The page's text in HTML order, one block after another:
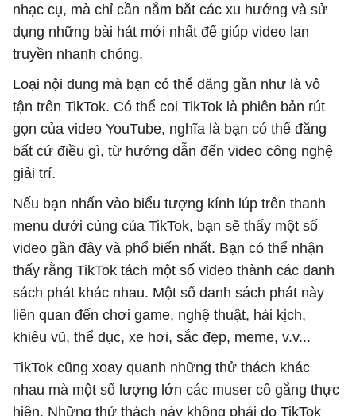
nhạc cụ, mà chỉ cần nắm bắt các xu hướng và sử
dụng những bài hát mới nhất để giúp video lan
truyền nhanh chóng.
Loại nội dung mà bạn có thể đăng gần như là vô
tận trên TikTok. Có thể coi TikTok là phiên bản rút
gọn của video YouTube, nghĩa là bạn có thể đăng
bất cứ điều gì, từ hướng dẫn đến video công nghệ
giải trí.
Nếu bạn nhấn vào biểu tượng kính lúp trên thanh
menu dưới cùng của TikTok, bạn sẽ thấy một số
video gần đây và phổ biến nhất. Bạn có thể nhận
thấy rằng TikTok tách một số video thành các danh
sách phát khác nhau. Một số danh sách phát này
liên quan đến chơi game, nghệ thuật, hài kịch,
khiêu vũ, thể dục, xe hơi, sắc đẹp, meme, v.v...
TikTok cũng xoay quanh những thử thách khác
nhau mà một số lượng lớn các muser cố gắng thực
hiện. Những thử thách này không phải do TikTok